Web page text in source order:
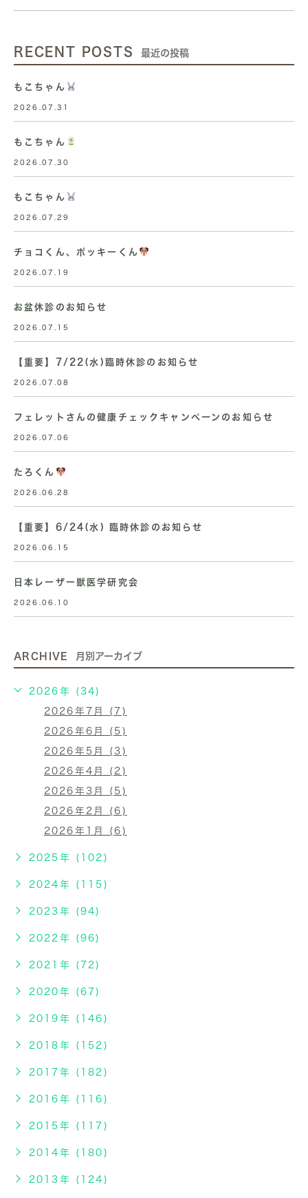
RECENT POSTS 最近の投稿
もこちゃん
2026.07.31
もこちゃん
2026.07.30
もこちゃん
2026.07.29
チョコくん、ポッキーくん
2026.07.19
お盆休診のお知らせ
2026.07.15
【重要】7/22(水)臨時休診のお知らせ
2026.07.08
フェレットさんの健康チェックキャンペーンのお知らせ
2026.07.06
たろくん
2026.06.28
【重要】6/24(水) 臨時休診のお知らせ
2026.06.15
日本レーザー獣医学研究会
2026.06.10
ARCHIVE 月別アーカイブ
2026年 (34)
2026年7月 (7)
2026年6月 (5)
2026年5月 (3)
2026年4月 (2)
2026年3月 (5)
2026年2月 (6)
2026年1月 (6)
2025年 (102)
2024年 (115)
2023年 (94)
2022年 (96)
2021年 (72)
2020年 (67)
2019年 (146)
2018年 (152)
2017年 (182)
2016年 (116)
2015年 (117)
2014年 (180)
2013年 (124)